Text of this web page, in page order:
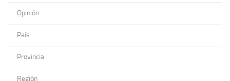
Opinión
País
Provincia
Región